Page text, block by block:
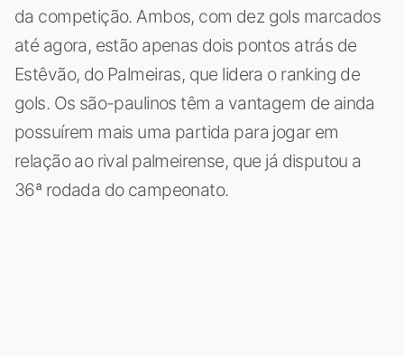
da competição. Ambos, com dez gols marcados
até agora, estão apenas dois pontos atrás de
Estêvão, do Palmeiras, que lidera o ranking de
gols. Os são-paulinos têm a vantagem de ainda
possuírem mais uma partida para jogar em
relação ao rival palmeirense, que já disputou a
36ª rodada do campeonato.